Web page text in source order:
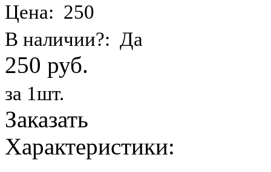
Цена: 250
В наличии?: Да
250 руб.
за 1шт.
Заказать
Характеристики: